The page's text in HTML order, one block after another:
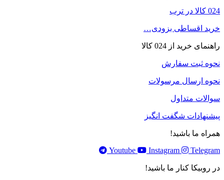
024 کالا در ترب
خرید اقساطی بزودی…
راهنمای خرید از 024 کالا
نحوه ثبت سفارش
نحوه ارسال مرسولات
سوالات متداول
پیشنهادات شگفت انگیز
همراه ما باشید!
Youtube
Instagram Telegram
در روبیکا کنار ما باشید!